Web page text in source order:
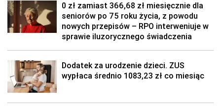
0 zł zamiast 366,68 zł miesięcznie dla
seniorów po 75 roku życia, z powodu
nowych przepisów – RPO interweniuje w
sprawie iluzorycznego świadczenia
Dodatek za urodzenie dzieci. ZUS
wypłaca średnio 1083,23 zł co miesiąc